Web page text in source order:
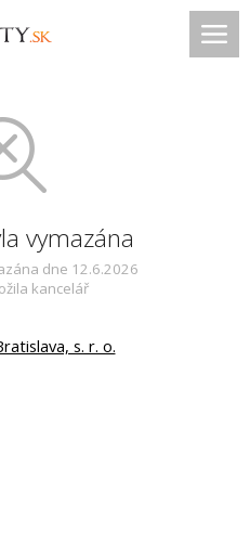
vymazána
dne 12.6.2026
kancelář
s. r. o.